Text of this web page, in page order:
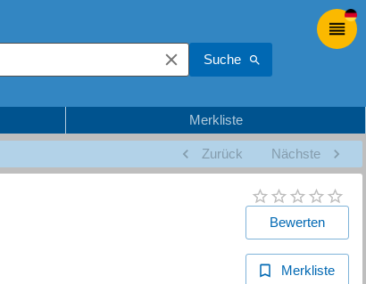
Suche
Merkliste
Zurück Nächste
Bewerten
Merkliste